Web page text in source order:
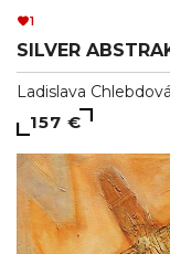
1
SILVER
Ladislava Chlebdová
157 €